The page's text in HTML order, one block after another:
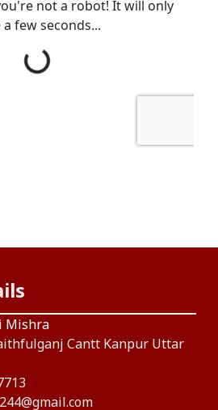
Mishra
Cantt Kanpur Uttar